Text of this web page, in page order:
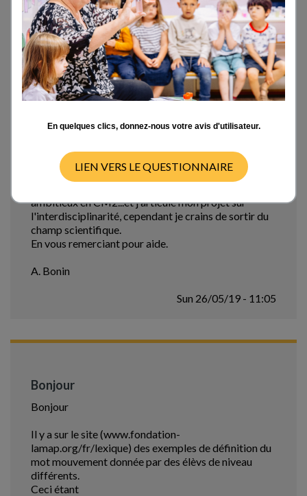
d'investigation et d'établir un protocole de
recherche ? En effet, cette notion à construire pour
des enfants de 10-11 ans n'est pas évidente.
C'est une notion conceptuelle s'appuyant sur des
théories mathématiques surtout liées aux
mouvements des astres.
Par quel biais pourrais-je faire émerger cette notion
nouveaux programmes - à la transmission du
mouvement ou bien à celui des astres ou du
A l'instar de Newton, j'ai élaboré une carte mentale
qui permet de visualiser un champ important
ambitieux en CM2...et j'articule mon projet sur
l'interdisciplinarité, cependant je crains de sortir du
champ scientifique.
En vous remerciant pour aide.
A. Bonin
Sun 26/05/19 - 11:05
Bonjour
Bonjour
Il y a sur le site (www.fondation-
lamap.org/fr/lexique) des exemples de définition du
mot mouvement donnée par des élèvs de niveau
différents.
Ceci étant
En quelques clics, donnez-nous votre avis d'utilisateur.
LIEN VERS LE QUESTIONNAIRE